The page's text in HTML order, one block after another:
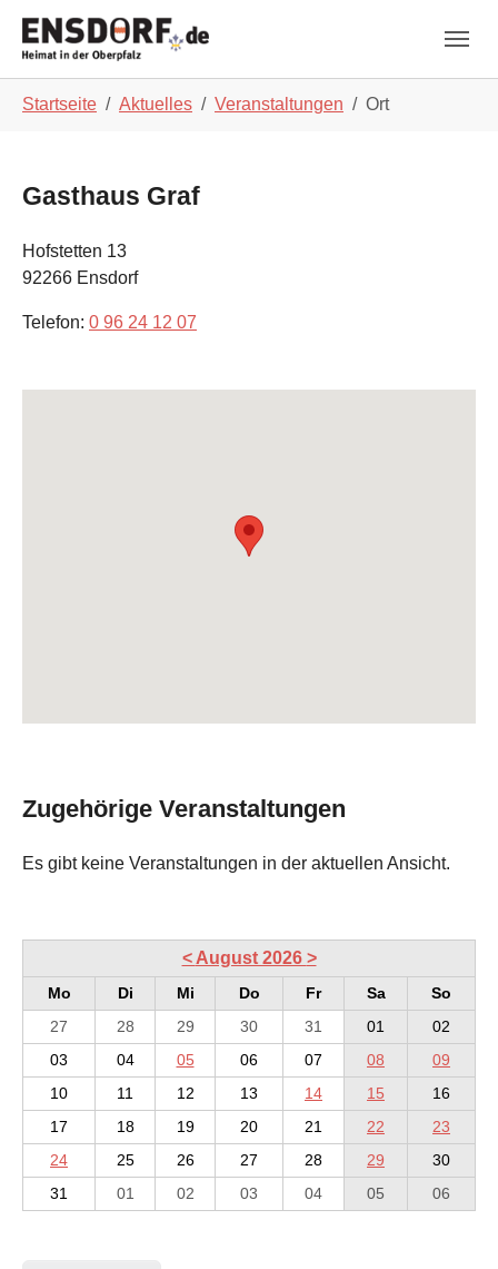
Startseite Aktuelles Veranstaltungen Ort
Gasthaus Graf
Hofstetten 13
92266 Ensdorf
Telefon: 0 96 24 12 07
Zugehörige Veranstaltungen
Es gibt keine Veranstaltungen in der aktuellen Ansicht.
< August 2026 >
Mo Di Mi Do Fr Sa
So
27
28 29 30 31 01
02
03
04 05 06 07 08
09
10
11 12 13 14 15
16
17
18 19 20 21 22
23
24
25 26 27 28 29
30
31
01 02 03 04 05 06